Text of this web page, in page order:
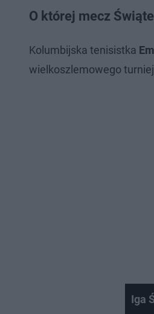
O której mecz
Kolumbijska tenisistka
wielkoszlemowego
Iga